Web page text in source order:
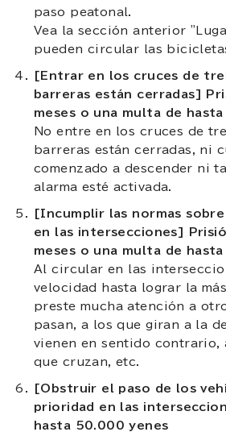
paso peatonal.
Vea la sección anterior
pueden circular las
[Entrar en los cruces de
barreras están cerradas]
meses o una multa de
No entre en los cruces de
barreras están cerradas, ni
comenzado a descender ni
alarma esté activada.
[Incumplir las normas sobre
en las intersecciones]
meses o una multa de
Al circular en las
velocidad hasta lograr la
preste mucha atención a
pasan, a los que giran a la
vienen en sentido contrario,
que cruzan, etc.
[Obstruir el paso de los
prioridad en las
hasta 50.000 yenes